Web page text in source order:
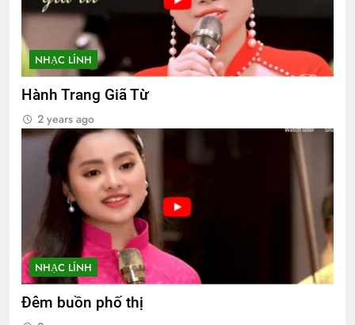
NHẠC LÍNH
Hành Trang Giã Từ
2 years ago
NHẠC LÍNH
Đêm buồn phố thị